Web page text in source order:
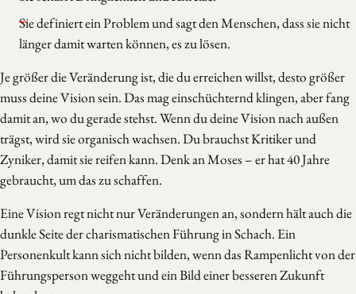
Sie definiert ein Problem und sagt den Menschen, dass sie nicht
länger damit warten können, es zu lösen.
Je größer die Veränderung ist, die du erreichen willst, desto größer
muss deine Vision sein. Das mag einschüchternd klingen, aber fang
damit an, wo du gerade stehst. Wenn du deine Vision nach außen
trägst, wird sie organisch wachsen. Du brauchst Kritiker und
Zyniker, damit sie reifen kann. Denk an Moses – er hat 40 Jahre
gebraucht, um das zu schaffen.
Eine Vision regt nicht nur Veränderungen an, sondern hält auch die
dunkle Seite der charismatischen Führung in Schach. Ein
Personenkult kann sich nicht bilden, wenn das Rampenlicht von der
Führungsperson weggeht und ein Bild einer besseren Zukunft